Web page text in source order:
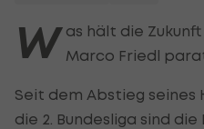
W as hält die
Marco Friedl
Seit dem Abstieg seines
die 2. Bundesliga sind